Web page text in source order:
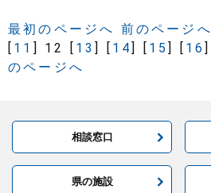
最初のページへ 前のページへ
[ 11 ] 12 [ 13] [ 14] [ 15] [ 16]
のページへ
相談窓口
県の施設